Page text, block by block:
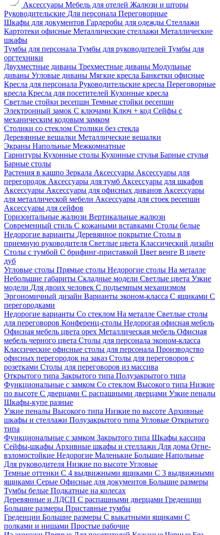
Аксессуары Мебель для отелей Жалюзи и шторы
Руководительские Для персонала Переговорные
Шкафы для документов Гардеробы для одежды Стеллажи
Картотеки офисные Металлические стеллажи Металлические
шкафы
Тумбы для персонала Тумбы для руководителей Тумбы для
оргтехники
Двухместные диваны Трехместные диваны Модульные
диваны Угловые диваны Мягкие кресла Банкетки офисные
Кресла для персонала Руководительские кресла Переговорные
кресла Кресла для посетителей Кухонные кресла
Светлые стойки ресепшн Темные стойки ресепшн
Электронный замок С ключами Ключ + код Сейфы с
механическим кодовым замком
Столики со стеклом Столики без стекла
Деревянные вешалки Металлические вешалки
Экраны Напольные Межкомнатные
Гарнитуры Кухонные столы Кухонные стулья Барные стулья
Барные столы
Растения в кашпо Зеркала Аксессуары Аксессуары для
перегородок Аксессуары для тумб Аксессуары для шкафов
Аксессуары Аксессуары для офисных диванов Аксессуары
для металлической мебели Аксессуары для стоек ресепшн
Аксессуары для сейфов
Горизонтальные жалюзи Вертикальные жалюзи
Современный стиль С кожаными вставками Столы белые
Недорогие варианты Деревянное покрытие Столы в
приемную руководителя Светлые цвета Классический дизайн
Столы с тумбой С брифинг-приставкой Цвет венге В цвете
дуб
Угловые столы Прямые столы Недорогие столы На металле
Небольшие габариты Складные модели Светлые цвета Узкие
модели Для двоих человек С подъемным механизмом
Эргономичный дизайн Варианты эконом-класса С ящиками С
перегородками
Недорогие варианты Со стеклом На металле Светлые столы
для переговоров Конференц-столы Недорогая офисная мебель
Офисная мебель цвета орех Металлическая мебель Офисная
мебель черного цвета Столы для персонала эконом-класса
Классические офисные столы для персонала Производство
офисных перегородок на заказ Столы для переговоров с
розетками Столы для переговоров из массива
Открытого типа Закрытого типа Полузакрытого типа
Функциональные с замком Со стеклом Высокого типа Низкие
по высоте С дверцами С распашными дверцами Узкие пеналы
Шкафы-купе разные
Узкие пеналы Высокого типа Низкие по высоте Архивные
шкафы и стеллажи Полузакрытого типа Угловые Открытого
типа
Функциональные с замком Закрытого типа Шкафы кассира
Сейфы-шкафы Архивные шкафы и стеллажи Для дома Огне-
взломостойкие Недорогие Маленькие Большие Напольные
Для руководителя Низкие по высоте Угловые
Темные оттенки С 4 выдвижными ящиками С 3 выдвижными
ящиками Серые Офисные для документов Большие размеры
Тумбы белые Подкатные на колесах
Деревянные и ЛДСП С распашными дверцами Греденции
Большие размеры Приставные тумбы
Греденции Большие размеры С выкатными ящиками С
полками и нишами Простые рабочие